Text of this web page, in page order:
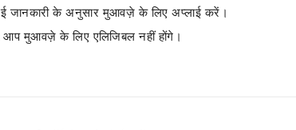
जानकारी के अनुसार मुआवज़े के लिए अप्लाई करें।
आप मुआवज़े के लिए एलिजिबल नहीं होंगे।